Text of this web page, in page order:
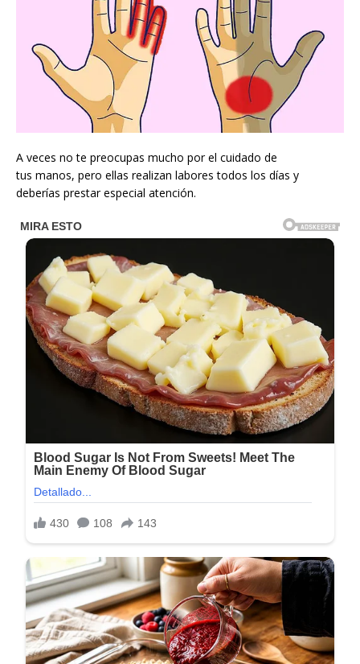
A veces no te preocupas mucho por el cuidado de
tus manos, pero ellas realizan labores todos los días y
deberías prestar especial atención.